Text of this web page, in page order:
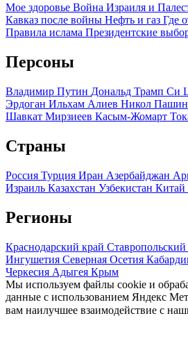
Мое здоровье Война Израиля и
Кавказ после войны Нефть и газ Где
Правила ислама Президентские
Персоны
Владимир Путин Дональд Трамп Си
Эрдоган Ильхам Алиев Никол
Шавкат Мирзиеев Касым-Жомарт
Страны
Россия Турция Иран Азербайджан
Израиль Казахстан Узбекистан Китай
Регионы
Краснодарский край Ставропольский
Ингушетия Северная Осетия
Черкесия Адыгея Крым
Мы используем файлы cookie и
данные с использованием Яндекс
вам наилучшее взаимодействие с